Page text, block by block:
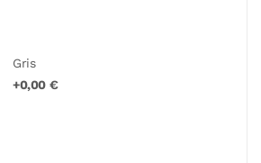
Gris
+0,00 €